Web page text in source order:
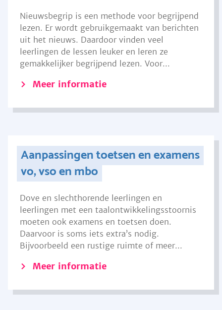
Nieuwsbegrip is een methode voor begrijpend
lezen. Er wordt gebruikgemaakt van berichten
uit het nieuws. Daardoor vinden veel
leerlingen de lessen leuker en leren ze
gemakkelijker begrijpend lezen. Voor...
Meer informatie
Aanpassingen toetsen en examens
vo, vso en mbo
Dove en slechthorende leerlingen en
leerlingen met een taalontwikkelingsstoornis
moeten ook examens en toetsen doen.
Daarvoor is soms iets extra’s nodig.
Bijvoorbeeld een rustige ruimte of meer...
Meer informatie